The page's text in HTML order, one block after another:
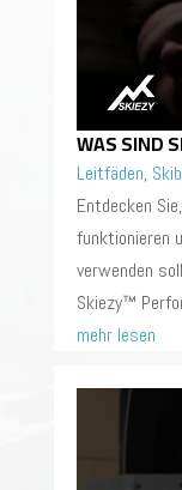
WAS SIND
Leitfäden,
Entdecken
funktionieren
verwenden
Skiezy™
mehr lesen